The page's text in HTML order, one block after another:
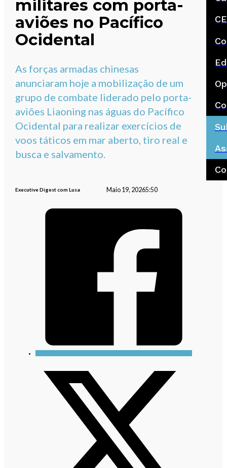
militares com porta-
aviões no Pacífico
Ocidental
As forças armadas chinesas
anunciaram hoje a mobilização de um
grupo de combate liderado pelo porta-
aviões Liaoning nas águas do Pacífico
Ocidental para realizar exercícios de
voos táticos em mar aberto, tiro real e
busca e salvamento.
Executive Digest com Lusa Maio 19, 20265:50